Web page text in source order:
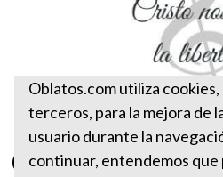
Cristo nos da la
Oblatos.com utiliza cookies,
terceros, para la mejora de
usuario durante la
continuar, entendemos que